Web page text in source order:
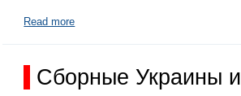
Read more
Сборные Украины и